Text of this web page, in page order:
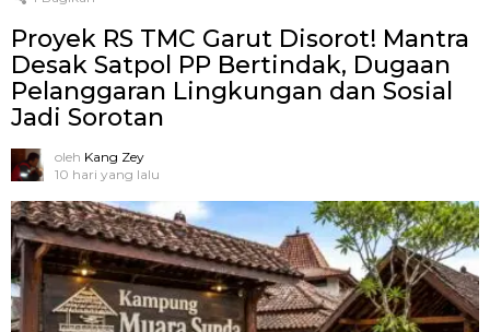
Proyek RS TMC Garut Disorot! Mantra
Desak Satpol PP Bertindak, Dugaan
Pelanggaran Lingkungan dan Sosial
Jadi Sorotan
oleh Kang Zey
10 hari yang lalu